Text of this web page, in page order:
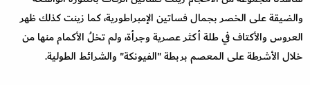
والضيقة على الخصر بجمال فساتين الإمبراطورية، كما زينت كذلك ظهر
العروس والأكتاف في طلة أكثر عصرية وجرأة، ولم تخلُ الأكمام منها من
خلال الأشرطة على المعصم بربطة "الفيونكة" والشرائط الطولية.